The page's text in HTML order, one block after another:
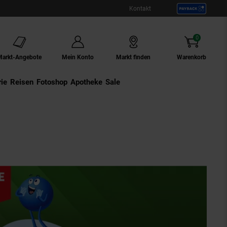
Kontakt
Angebote Mein Konto Markt finden Warenkorb
0
Artikel
Externer Link:
Reisen Externer Link:
Fotoshop Externer Link:
Apotheke Sale